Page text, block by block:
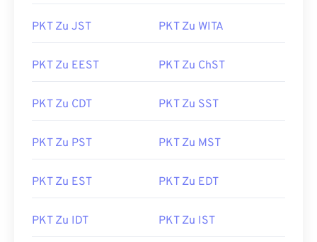
PKT Zu JST PKT Zu WITA
PKT Zu EEST PKT Zu ChST
PKT Zu CDT PKT Zu SST
PKT Zu PST PKT Zu MST
PKT Zu EST PKT Zu EDT
PKT Zu IDT PKT Zu IST